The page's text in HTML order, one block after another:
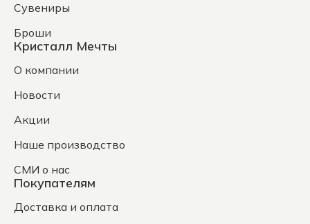
Сувениры
Броши
Кристалл Мечты
О компании
Новости
Акции
Наше производство
СМИ о нас
Покупателям
Доставка и оплата